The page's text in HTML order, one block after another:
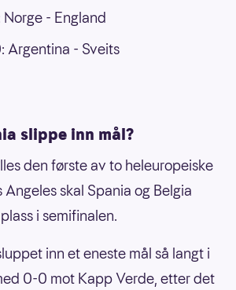
- England
Argentina - Sveits
slippe inn mål?
den første av to heleuropeiske
skal Spania og Belgia
i semifinalen.
inn et eneste mål så langt i
0-0 mot Kapp Verde, etter det